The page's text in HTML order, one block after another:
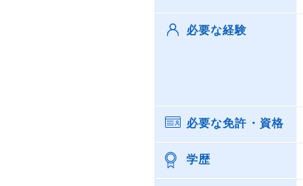
必要な経験
必要な免許・資格
学歴